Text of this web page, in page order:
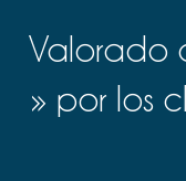
Valorado
» por los